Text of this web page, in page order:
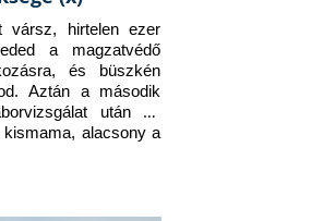
vársz, hirtelen ezer
a magzatvédő
és büszkén
Aztán a második
után az
alacsony a